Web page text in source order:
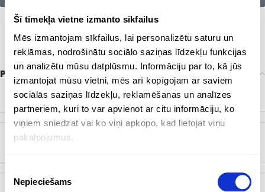
Šī tīmekļa vietne izmanto sīkfailus
Mēs izmantojam sīkfailus, lai personalizētu saturu un
reklāmas, nodrošinātu sociālo saziņas līdzekļu funkcijas
un analizētu mūsu datplūsmu. Informāciju par to, kā jūs
izmantojat mūsu vietni, mēs arī kopīgojam ar saviem
sociālās saziņas līdzekļu, reklamēšanas un analīzes
partneriem, kuri to var apvienot ar citu informāciju, ko
viņiem sniedzat vai ko viņi apkopo, kad lietojat viņu
pakalpojumus.
izvēle
Nepieciešams
Papildu informācija
KRĀSA
Dabisks